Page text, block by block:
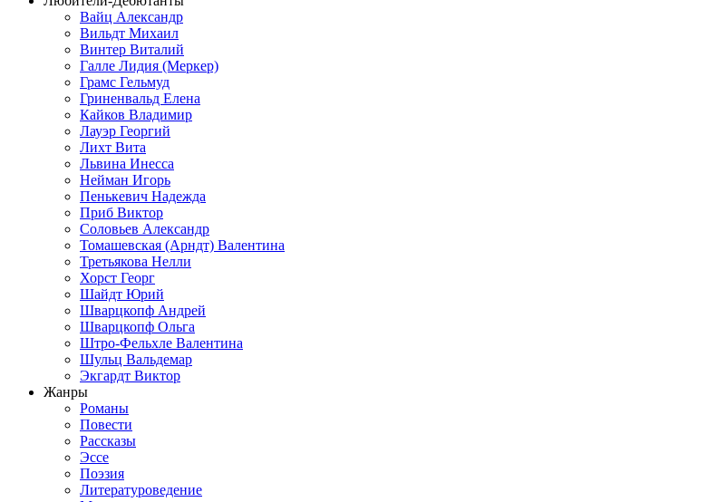
Вайц Александр
Вильдт Михаил
Винтер Виталий
Галле Лидия (Меркер)
Грамс Гельмуд
Гриненвальд Елена
Кайков Владимир
Лауэр Георгий
Лихт Вита
Львина Инесса
Нейман Игорь
Пенькевич Надежда
Приб Виктор
Соловьев Александр
Томашевская (Арндт) Валентина
Третьякова Нелли
Хорст Георг
Шайдт Юрий
Шварцкопф Андрей
Шварцкопф Ольга
Штро-Фельхле Валентина
Шульц Вальдемар
Экгардт Виктор
Жанры
Романы
Повести
Рассказы
Эссе
Поэзия
Литературоведение